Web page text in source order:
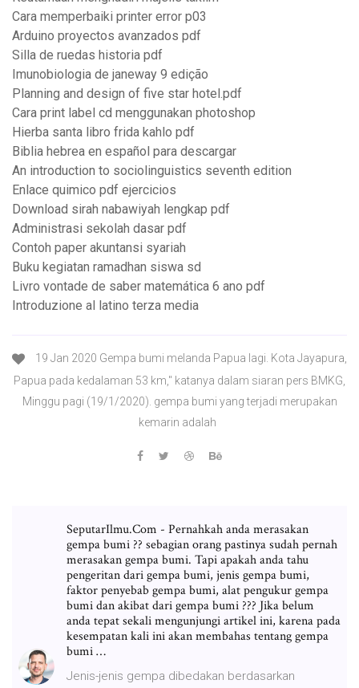
Cara memperbaiki printer error p03
Arduino proyectos avanzados pdf
Silla de ruedas historia pdf
Imunobiologia de janeway 9 edição
Planning and design of five star hotel.pdf
Cara print label cd menggunakan photoshop
Hierba santa libro frida kahlo pdf
Biblia hebrea en español para descargar
An introduction to sociolinguistics seventh edition
Enlace quimico pdf ejercicios
Download sirah nabawiyah lengkap pdf
Administrasi sekolah dasar pdf
Contoh paper akuntansi syariah
Buku kegiatan ramadhan siswa sd
Livro vontade de saber matemática 6 ano pdf
Introduzione al latino terza media
19 Jan 2020 Gempa bumi melanda Papua lagi. Kota Jayapura,
Papua pada kedalaman 53 km," katanya dalam siaran pers BMKG,
Minggu pagi (19/1/2020). gempa bumi yang terjadi merupakan
kemarin adalah
SeputarIlmu.Com - Pernahkah anda merasakan
gempa bumi ?? sebagian orang pastinya sudah pernah
merasakan gempa bumi. Tapi apakah anda tahu
pengeritan dari gempa bumi, jenis gempa bumi,
faktor penyebab gempa bumi, alat pengukur gempa
bumi dan akibat dari gempa bumi ??? Jika belum
anda tepat sekali mengunjungi artikel ini, karena pada
kesempatan kali ini akan membahas tentang gempa
bumi …
Jenis-jenis gempa dibedakan berdasarkan